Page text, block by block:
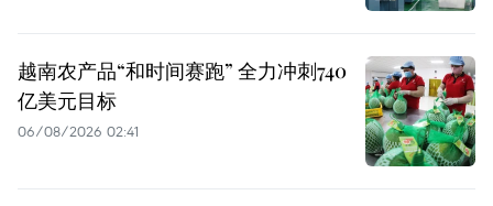
越南农产品“和时间赛跑” 全力冲刺740
亿美元目标
06/08/2026 02:41